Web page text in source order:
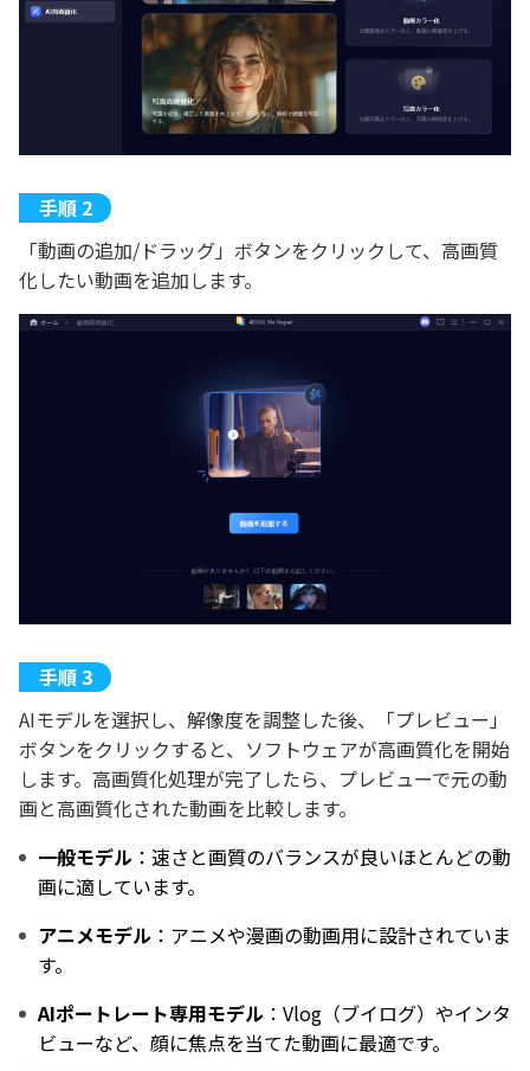
「動画の追加/ドラッグ」ボタンをクリックして、高画質
化したい動画を追加します。
AIモデルを選択し、解像度を調整した後、「プレビュー」
ボタンをクリックすると、ソフトウェアが高画質化を開始
します。高画質化処理が完了したら、プレビューで元の動
画と高画質化された動画を比較します。
一般モデル ：速さと画質のバランスが良いほとんどの動
画に適しています。
アニメモデル ：アニメや漫画の動画用に設計されていま
す。
AIポートレート専用モデル ：Vlog（ブイログ）やインタ
ビューなど、顔に焦点を当てた動画に最適です。